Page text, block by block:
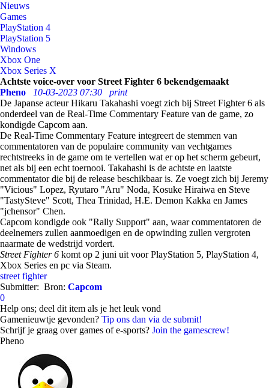
Nieuws
Games
PlayStation 4
PlayStation 5
Windows
Xbox One
Xbox Series X
Achtste voice-over voor Street Fighter 6 bekendgemaakt
Pheno
10-03-2023 07:30
print
De Japanse acteur Hikaru Takahashi voegt zich bij Street Fighter 6 als
onderdeel van de Real-Time Commentary Feature van de game, zo
kondigde Capcom aan.
De Real-Time Commentary Feature integreert de stemmen van
commentatoren van de populaire community van vechtgames
rechtstreeks in de game om te vertellen wat er op het scherm gebeurt,
net als bij een echt toernooi. Takahashi is de achtste en laatste
commentator die bij de release beschikbaar is. Ze voegt zich bij Jeremy
"Vicious" Lopez, Ryutaro "Aru" Noda, Kosuke Hiraiwa en Steve
"TastySteve" Scott, Thea Trinidad, H.E. Demon Kakka en James
"jchensor" Chen.
Capcom kondigde ook "Rally Support" aan, waar commentatoren de
deelnemers zullen aanmoedigen en de opwinding zullen vergroten
naarmate de wedstrijd vordert.
Street Fighter 6 komt op 2 juni uit voor PlayStation 5, PlayStation 4,
Xbox Series en pc via Steam.
street fighter
Submitter: Bron: Capcom
0
Help ons; deel dit item als je het leuk vond
Gamenieuwtje gevonden? Tip ons dan via de submit!
Schrijf je graag over games of e-sports? Join the gamescrew!
Pheno